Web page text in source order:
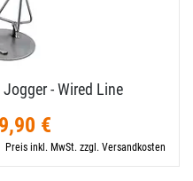
- Wired Line
€
Preis inkl. MwSt. zzgl. Versandkosten